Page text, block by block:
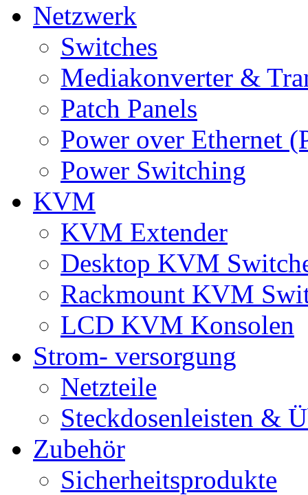
Netzwerk
Switches
Mediakonverter &
Patch Panels
Power over Ethernet
Power Switching
KVM
KVM Extender
Desktop KVM
Rackmount KVM
LCD KVM Konsolen
Strom- versorgung
Netzteile
Steckdosenleisten &
Zubehör
Sicherheitsprodukte